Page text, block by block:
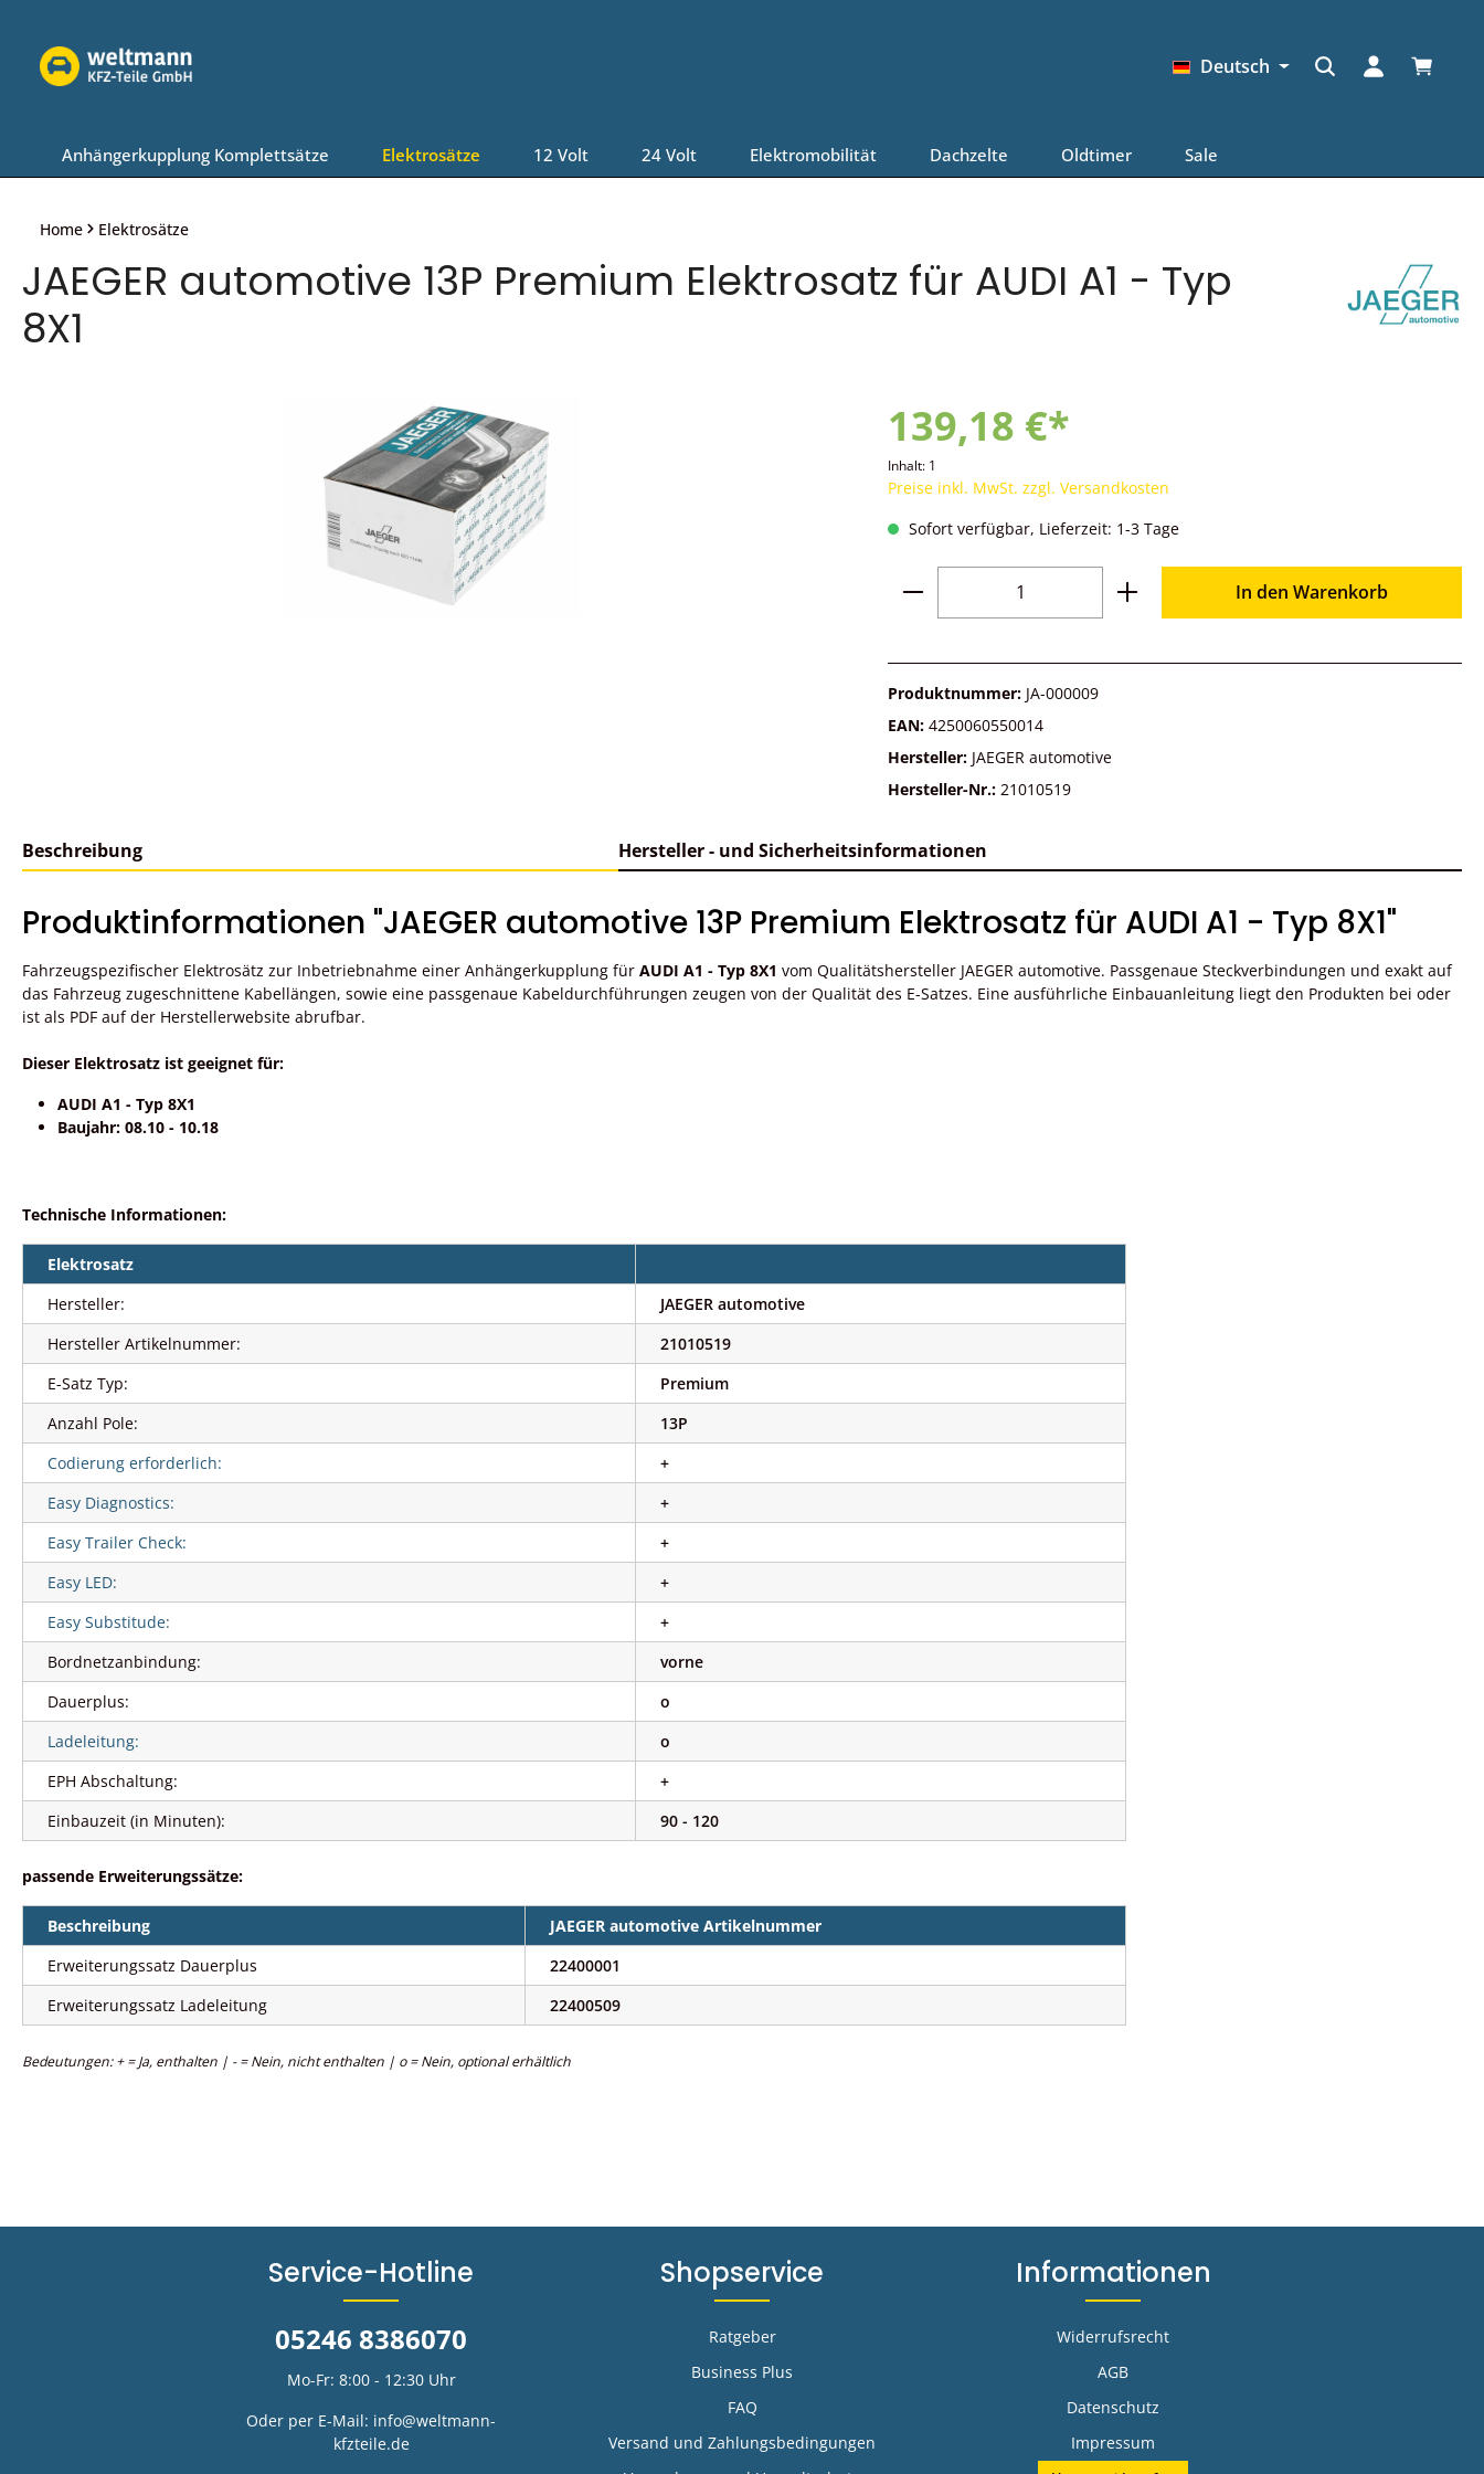
Deutsch
Anhängerkupplung Komplettsätze Elektrosätze 12 Volt 24 Volt Elektromobilität Dachzelte Oldtimer Sale
Home Elektrosätze
JAEGER automotive 13P Premium Elektrosatz für AUDI A1 - Typ
8X1
139,18 €*
Inhalt: 1
Preise inkl. MwSt. zzgl. Versandkosten
Sofort verfügbar, Lieferzeit: 1-3 Tage
Produkt Anzahl: Gib den gewünschten Wert
In den Warenkorb
Produktnummer: JA-000009
EAN: 4250060550014
Hersteller: JAEGER automotive
Hersteller-Nr.: 21010519
Beschreibung Hersteller - und Sicherheitsinformationen
Produktinformationen "JAEGER automotive 13P Premium Elektrosatz für AUDI A1 - Typ 8X1"
Fahrzeugspezifischer Elektrosätz zur Inbetriebnahme einer Anhängerkupplung für AUDI A1 - Typ 8X1 vom Qualitätshersteller JAEGER automotive. Passgenaue Steckverbindungen und exakt auf
das Fahrzeug zugeschnittene Kabellängen, sowie eine passgenaue Kabeldurchführungen zeugen von der Qualität des E-Satzes. Eine ausführliche Einbauanleitung liegt den Produkten bei oder
ist als PDF auf der Herstellerwebsite abrufbar.
Dieser Elektrosatz ist geeignet für:
AUDI A1 - Typ 8X1
Baujahr: 08.10 - 10.18
Technische Informationen:
Elektrosatz
Hersteller:
JAEGER automotive
Hersteller Artikelnummer:
21010519
E-Satz Typ:
Premium
Anzahl Pole:
13P
Codierung erforderlich:
+
Easy Diagnostics:
+
Easy Trailer Check:
+
Easy LED:
+
Easy Substitude:
+
Bordnetzanbindung:
vorne
Dauerplus:
o
Ladeleitung:
o
EPH Abschaltung:
+
Einbauzeit (in Minuten):
90 - 120
passende Erweiterungssätze:
Beschreibung
JAEGER automotive Artikelnummer
Erweiterungssatz Dauerplus
22400001
Erweiterungssatz Ladeleitung
22400509
Bedeutungen: + = Ja, enthalten | - = Nein, nicht enthalten | o = Nein, optional erhältlich
Service-Hotline
05246 8386070
Mo-Fr: 8:00 - 12:30 Uhr
Oder per E-Mail: info@weltmann-
kfzteile.de
Shopservice
Ratgeber
Business Plus
FAQ
Versand und Zahlungsbedingungen
Informationen
Widerrufsrecht
AGB
Datenschutz
Impressum